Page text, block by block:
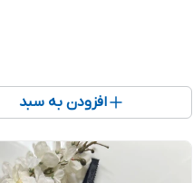
افزودن به سبد